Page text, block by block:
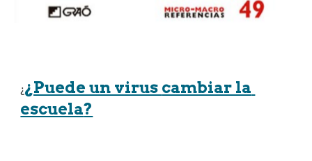
¿¿Puede un virus cambiar la
escuela?